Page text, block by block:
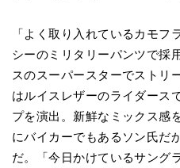
「よく取り入れているカモ
シーのミリタリーパンツで採
スのスーパースターでストリ
はルイスレザーのライダース
プを演出。新鮮なミックス感
にバイカーでもあるソン氏だ
だ。「今日かけているサング